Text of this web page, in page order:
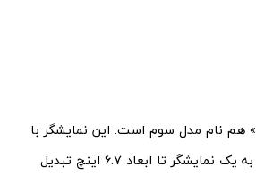
«Slidable Flex Vertical» هم نام مدل سوم است. این نمایشگر با
اندازه ۵.۱ اینچ می‌تواند به یک نمایشگر تا ابعاد ۶.۷ اینچ تبدیل